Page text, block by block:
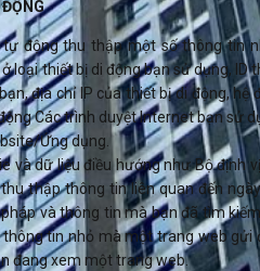
tự động thu thập một số thông tin
loại thiết bị di động bạn sử dụng, ID
địa chỉ IP của thiết bị di động, hệ
Các trình duyệt Internet bạn sử
Ứng dụng.
và dữ liệu điều hướng như Bộ định
thập thông tin liên quan đến
và thông tin mà bạn đã tìm
thông tin nhỏ mà một trang web gửi
đang xem một trang web.